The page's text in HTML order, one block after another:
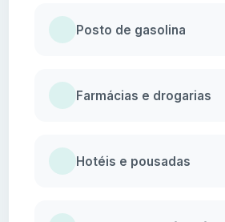
Posto de gasolina
Farmácias e drogarias
Hotéis e pousadas